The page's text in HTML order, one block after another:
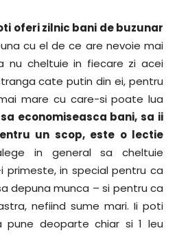
oferi zilnic bani de buzunar
cu el de ce are nevoie mai
nu cheltuie in fiecare zi acei
cate putin din ei, pentru
mare cu care-si poate lua
economiseasca bani, sa ii
un scop, este o lectie
in general sa cheltuie
in special pentru ca
depuna munca – si pentru ca
nefiind sume mari. Ii poti
pune deoparte chiar si 1 leu